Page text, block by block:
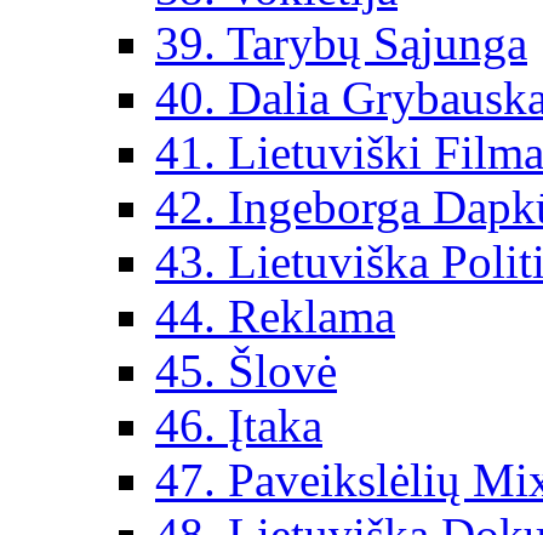
39. Tarybų Sąjunga
40. Dalia
41. Lietuviški
42. Ingeborga
43. Lietuviška
44. Reklama
45. Šlovė
46. Įtaka
47. Paveikslėlių